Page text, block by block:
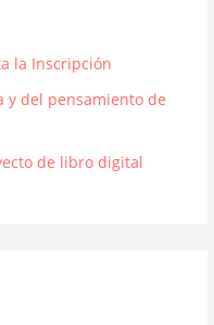
la Inscripción
y del pensamiento de
de libro digital